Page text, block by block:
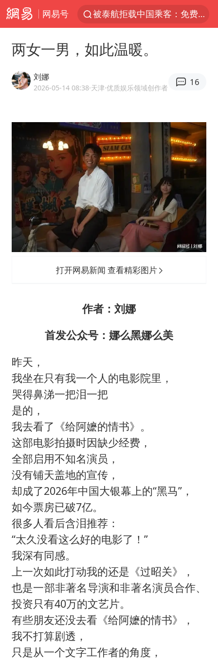
网易号
被泰航拒载中国乘客：免费改签没兑现
13岁少年白天写作业晚上夜市炒粉
FIFA官方支持因凡蒂诺
陕西柞水遭遇暴雨五千余户群众转移
谷歌首席科学家Jeff Dean离职创业
人贩子“梅姨”真实姓名曝光
如何把百年大党建设得更加坚强有力
一枚俄导弹都没击落 泽连斯基发声
两女一男，如此温暖。
刘娜
2026-05-14 08:38·天津·优质娱乐领域创作者
16
打开网易新闻 查看精彩图片
作者：刘娜
首发公众号：娜么黑娜么美
昨天，
我坐在只有我一个人的电影院里，
哭得鼻涕一把泪一把
是的，
我去看了《给阿嬷的情书》。
这部电影拍摄时因缺少经费，
全部启用不知名演员，
没有铺天盖地的宣传，
却成了2026年中国大银幕上的“黑马”，
如今票房已破7亿。
很多人看后含泪推荐：
“太久没看这么好的电影了！”
我深有同感。
上一次如此打动我的还是《过昭关》，
也是一部非著名导演和非著名演员合作、
投资只有40万的文艺片。
有些朋友还没去看《给阿嬷的情书》，
我不打算剧透，
只是从一个文字工作者的角度，